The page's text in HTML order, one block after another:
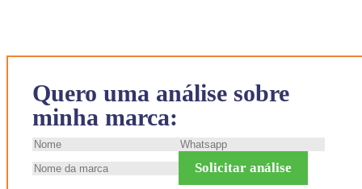
Quero uma análise sobre
minha marca:
Solicitar análise